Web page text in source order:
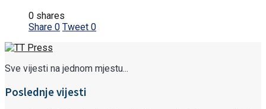
0 shares
Share 0 Tweet 0
Sve vijesti na jednom mjestu...
Poslednje vijesti